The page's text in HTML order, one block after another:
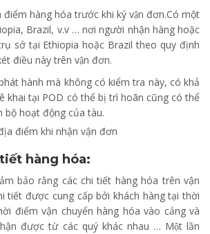
điểm hàng hóa trước khi ký vận đơn.Có một
Brazil, v.v … nơi người nhận hàng hoặc
sở tại Ethiopia hoặc Brazil theo quy định
điều này trên vận đơn.
hành mà không có kiểm tra này, có khả
khai tại POD có thể bị trì hoãn cũng có thể
bộ hoạt động của tàu.
hàng hóa:
bảo rằng các chi tiết hàng hóa trên vận
tiết được cung cấp bởi khách hàng tại thời
điểm vận chuyển hàng hóa vào cảng và
được từ các quý khác nhau … Một lần